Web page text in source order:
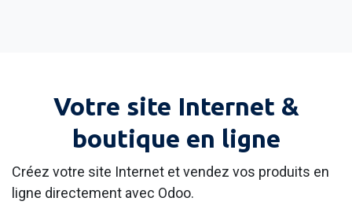
Votre site Internet &
boutique en ligne
Créez votre site Internet et vendez vos produits en
ligne directement avec Odoo.